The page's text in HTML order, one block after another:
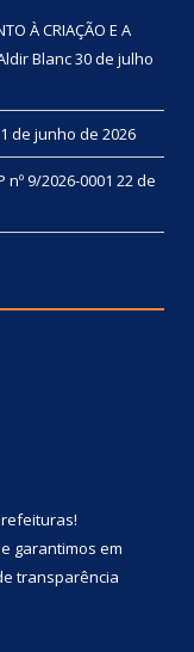
À CRIAÇÃO E A
Blanc30 de julho
de junho de 2026
9/2026-0001 22 de
!
garantimos em
transparência